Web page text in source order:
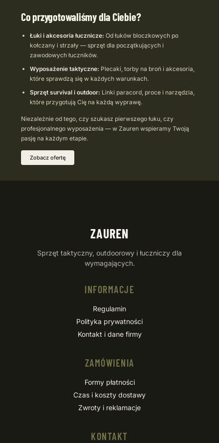
Co przygotowaliśmy dla Ciebie?
Łuki i akcesoria łucznicze: Od łuków bloczkowych po
kołczany i strzały — sprzęt dla początkujących i
zawodowych łuczników.
Wyposażenie taktyczne: Plecaki, torby na broń i akcesoria,
które sprawdzą się w każdych warunkach.
Sprzęt survival i outdoor: Linki paracord, proce i narzędzia,
które przygotują Cię na każdą wyprawę.
Niezależnie od tego, czy szukasz pierwszego łuku, czy
profesjonalnego wyposażenia — w Zauren wspieramy Twoją
pasję na każdym etapie.
Zobacz ofertę
ZAUREN
Sprzęt taktyczny, outdoorowy i łuczniczy dla
wymagających.
INFORMACJE
Regulamin
Polityka prywatności
Kontakt i dane firmy
ZAMÓWIENIA
Formy płatności
Czas i koszty dostawy
Zwroty i reklamacje
KONTAKT